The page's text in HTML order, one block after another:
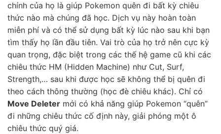
chính của họ là giúp Pokemon quên đi bất kỳ chiêu
thức nào mà chúng đã học. Dịch vụ này hoàn toàn
miễn phí và có thể sử dụng bất kỳ lúc nào sau khi bạn
tìm thấy họ lần đầu tiên. Vai trò của họ trở nên cực kỳ
quan trọng, đặc biệt trong các thế hệ game cũ khi các
chiêu thức HM (Hidden Machine) như Cut, Surf,
Strength,… sau khi được học sẽ không thể bị quên đi
theo cách thông thường (học đè chiêu khác). Chỉ có
Move Deleter mới có khả năng giúp Pokemon “quên”
đi những chiêu thức cố định này, giải phóng một ô
chiêu thức quý giá.